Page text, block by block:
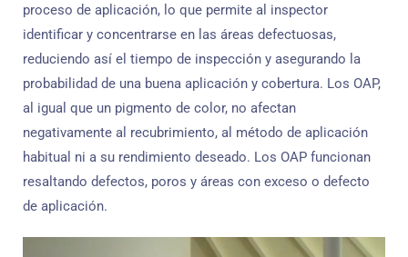
proceso de aplicación, lo que permite al inspector
identificar y concentrarse en las áreas defectuosas,
reduciendo así el tiempo de inspección y asegurando la
probabilidad de una buena aplicación y cobertura. Los OAP,
al igual que un pigmento de color, no afectan
negativamente al recubrimiento, al método de aplicación
habitual ni a su rendimiento deseado. Los OAP funcionan
resaltando defectos, poros y áreas con exceso o defecto
de aplicación.